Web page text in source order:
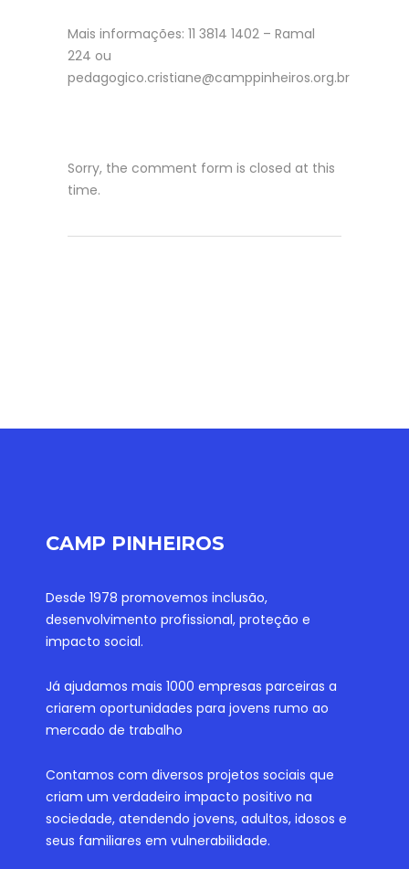
Mais informações: 11 3814 1402 – Ramal
224 ou
pedagogico.cristiane@camppinheiros.org.br
Sorry, the comment form is closed at this
time.
CAMP PINHEIROS
Desde 1978 promovemos inclusão,
desenvolvimento profissional, proteção e
impacto social.
Já ajudamos mais 1000 empresas parceiras a
criarem oportunidades para jovens rumo ao
mercado de trabalho
Contamos com diversos projetos sociais que
criam um verdadeiro impacto positivo na
sociedade, atendendo jovens, adultos, idosos e
seus familiares em vulnerabilidade.